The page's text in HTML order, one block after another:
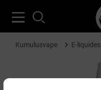
Kumulusvape E-liquides